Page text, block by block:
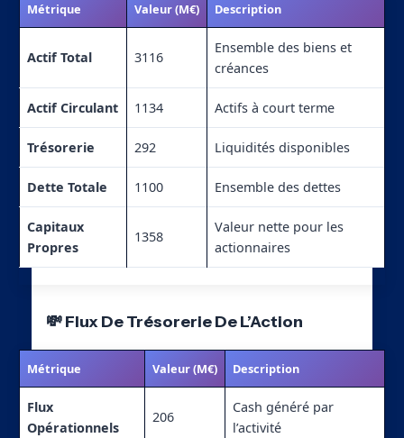
Métrique Valeur (M€) Description
Actif Total 3116
Ensemble des biens et
créances
Actif Circulant 1134 Actifs à court terme
Trésorerie 292 Liquidités disponibles
Dette Totale 1100 Ensemble des dettes
Capitaux
Propres
1358
Valeur nette pour les
actionnaires
💸 Flux De Trésorerie De L’Action
Métrique Valeur (M€) Description
Flux
Opérationnels
206
Cash généré par
l’activité